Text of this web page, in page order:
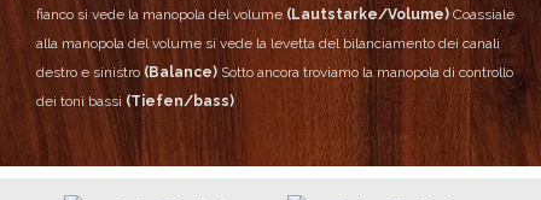
fianco si vede la manopola del volume (Lautstarke/Volume) Coassiale
alla manopola del volume si vede la levetta del bilanciamento dei canali
destro e sinistro (Balance) Sotto ancora troviamo la manopola di controllo
dei toni bassi (Tiefen/bass)